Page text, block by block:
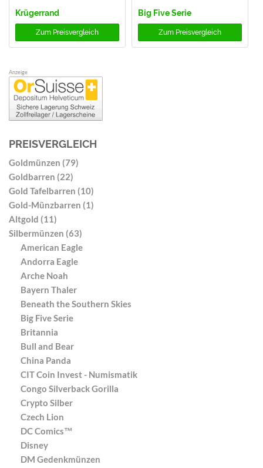
Krügerrand
Zum Preisvergleich
Big Five Serie
Zum Preisvergleich
Anzeige
PREISVERGLEICH
Goldmünzen (79)
Goldbarren (22)
Gold Tafelbarren (10)
Gold-Münzbarren (1)
Altgold (11)
Silbermünzen (63)
American Eagle
Andorra Eagle
Arche Noah
Bayern Thaler
Beneath the Southern Skies
Big Five Serie
Britannia
Bull and Bear
China Panda
CIT Coin Invest - Numismatik
Congo Silverback Gorilla
Crypto Silber
Czech Lion
DC Comics™
Disney
DM Gedenkmünzen